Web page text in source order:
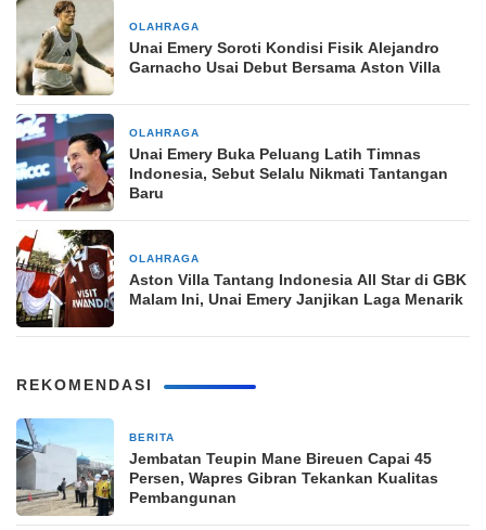
OLAHRAGA
Unai Emery Soroti Kondisi Fisik Alejandro
Garnacho Usai Debut Bersama Aston Villa
OLAHRAGA
Unai Emery Buka Peluang Latih Timnas
Indonesia, Sebut Selalu Nikmati Tantangan
Baru
OLAHRAGA
Aston Villa Tantang Indonesia All Star di GBK
Malam Ini, Unai Emery Janjikan Laga Menarik
REKOMENDASI
BERITA
Jembatan Teupin Mane Bireuen Capai 45
Persen, Wapres Gibran Tekankan Kualitas
Pembangunan